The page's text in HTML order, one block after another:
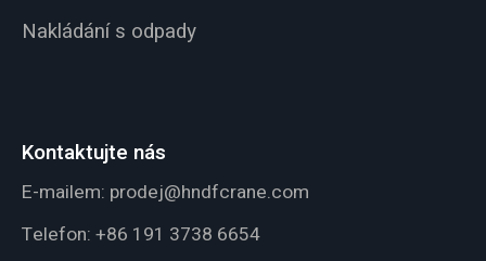
Nakládání s odpady
Kontaktujte nás
E-mailem: prodej@hndfcrane.com
Telefon: +86 191 3738 6654